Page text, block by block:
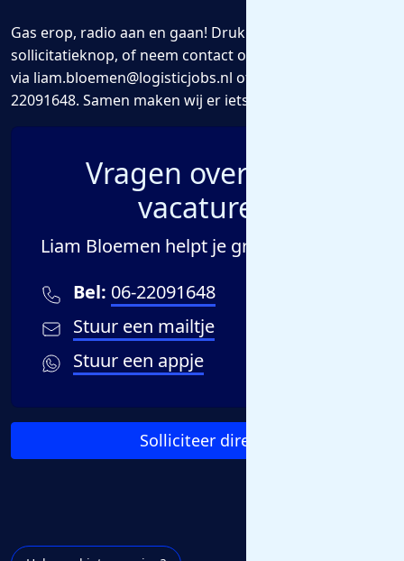
Gas erop, radio aan en gaan! Druk snel op de
sollicitatieknop, of neem contact op met Liam Bloemen
via liam.bloemen@logisticjobs.nl of bel/app naar 06-
22091648. Samen maken wij er iets moois van!
Vragen over deze
vacature?
Liam Bloemen helpt je graag verder!
Bel: 06-22091648
Stuur een mailtje
Stuur een appje
Solliciteer direct